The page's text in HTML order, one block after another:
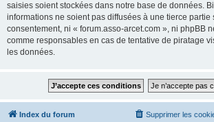
saisies soient stockées dans notre base de données.
informations ne soient pas diffusées à une tierce partie
consentement, ni « forum.asso-arcet.com », ni phpBB
comme responsables en cas de tentative de piratage
les données.
Index du forum Supprimer les